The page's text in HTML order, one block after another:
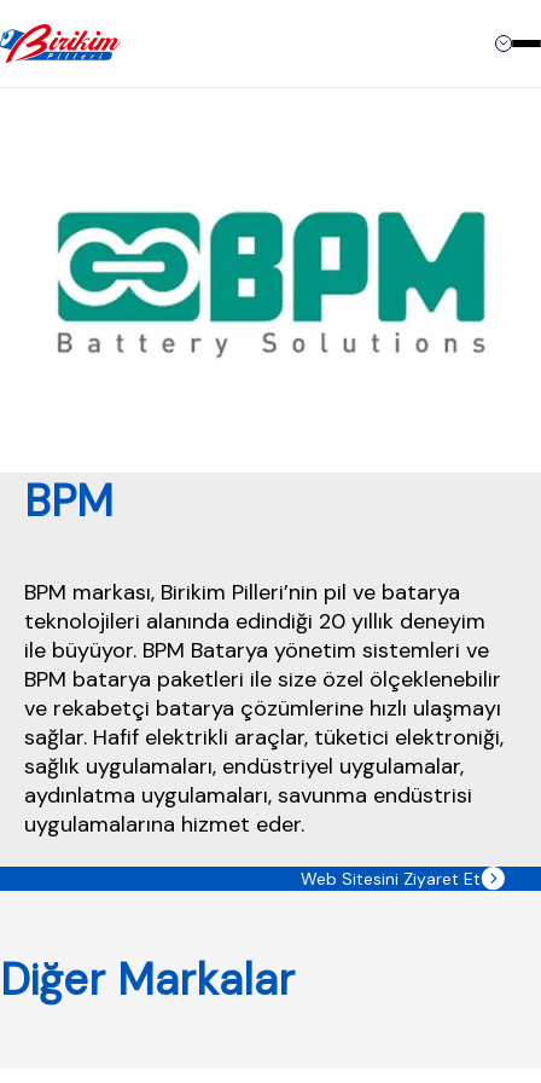
BPM
BPM markası, Birikim Pilleri’nin pil ve batarya
teknolojileri alanında edindiği 20 yıllık deneyim
ile büyüyor. BPM Batarya yönetim sistemleri ve
BPM batarya paketleri ile size özel ölçeklenebilir
ve rekabetçi batarya çözümlerine hızlı ulaşmayı
sağlar. Hafif elektrikli araçlar, tüketici elektroniği,
sağlık uygulamaları, endüstriyel uygulamalar,
aydınlatma uygulamaları, savunma endüstrisi
uygulamalarına hizmet eder.
Web Sitesini Ziyaret Et
Diğer Markalar